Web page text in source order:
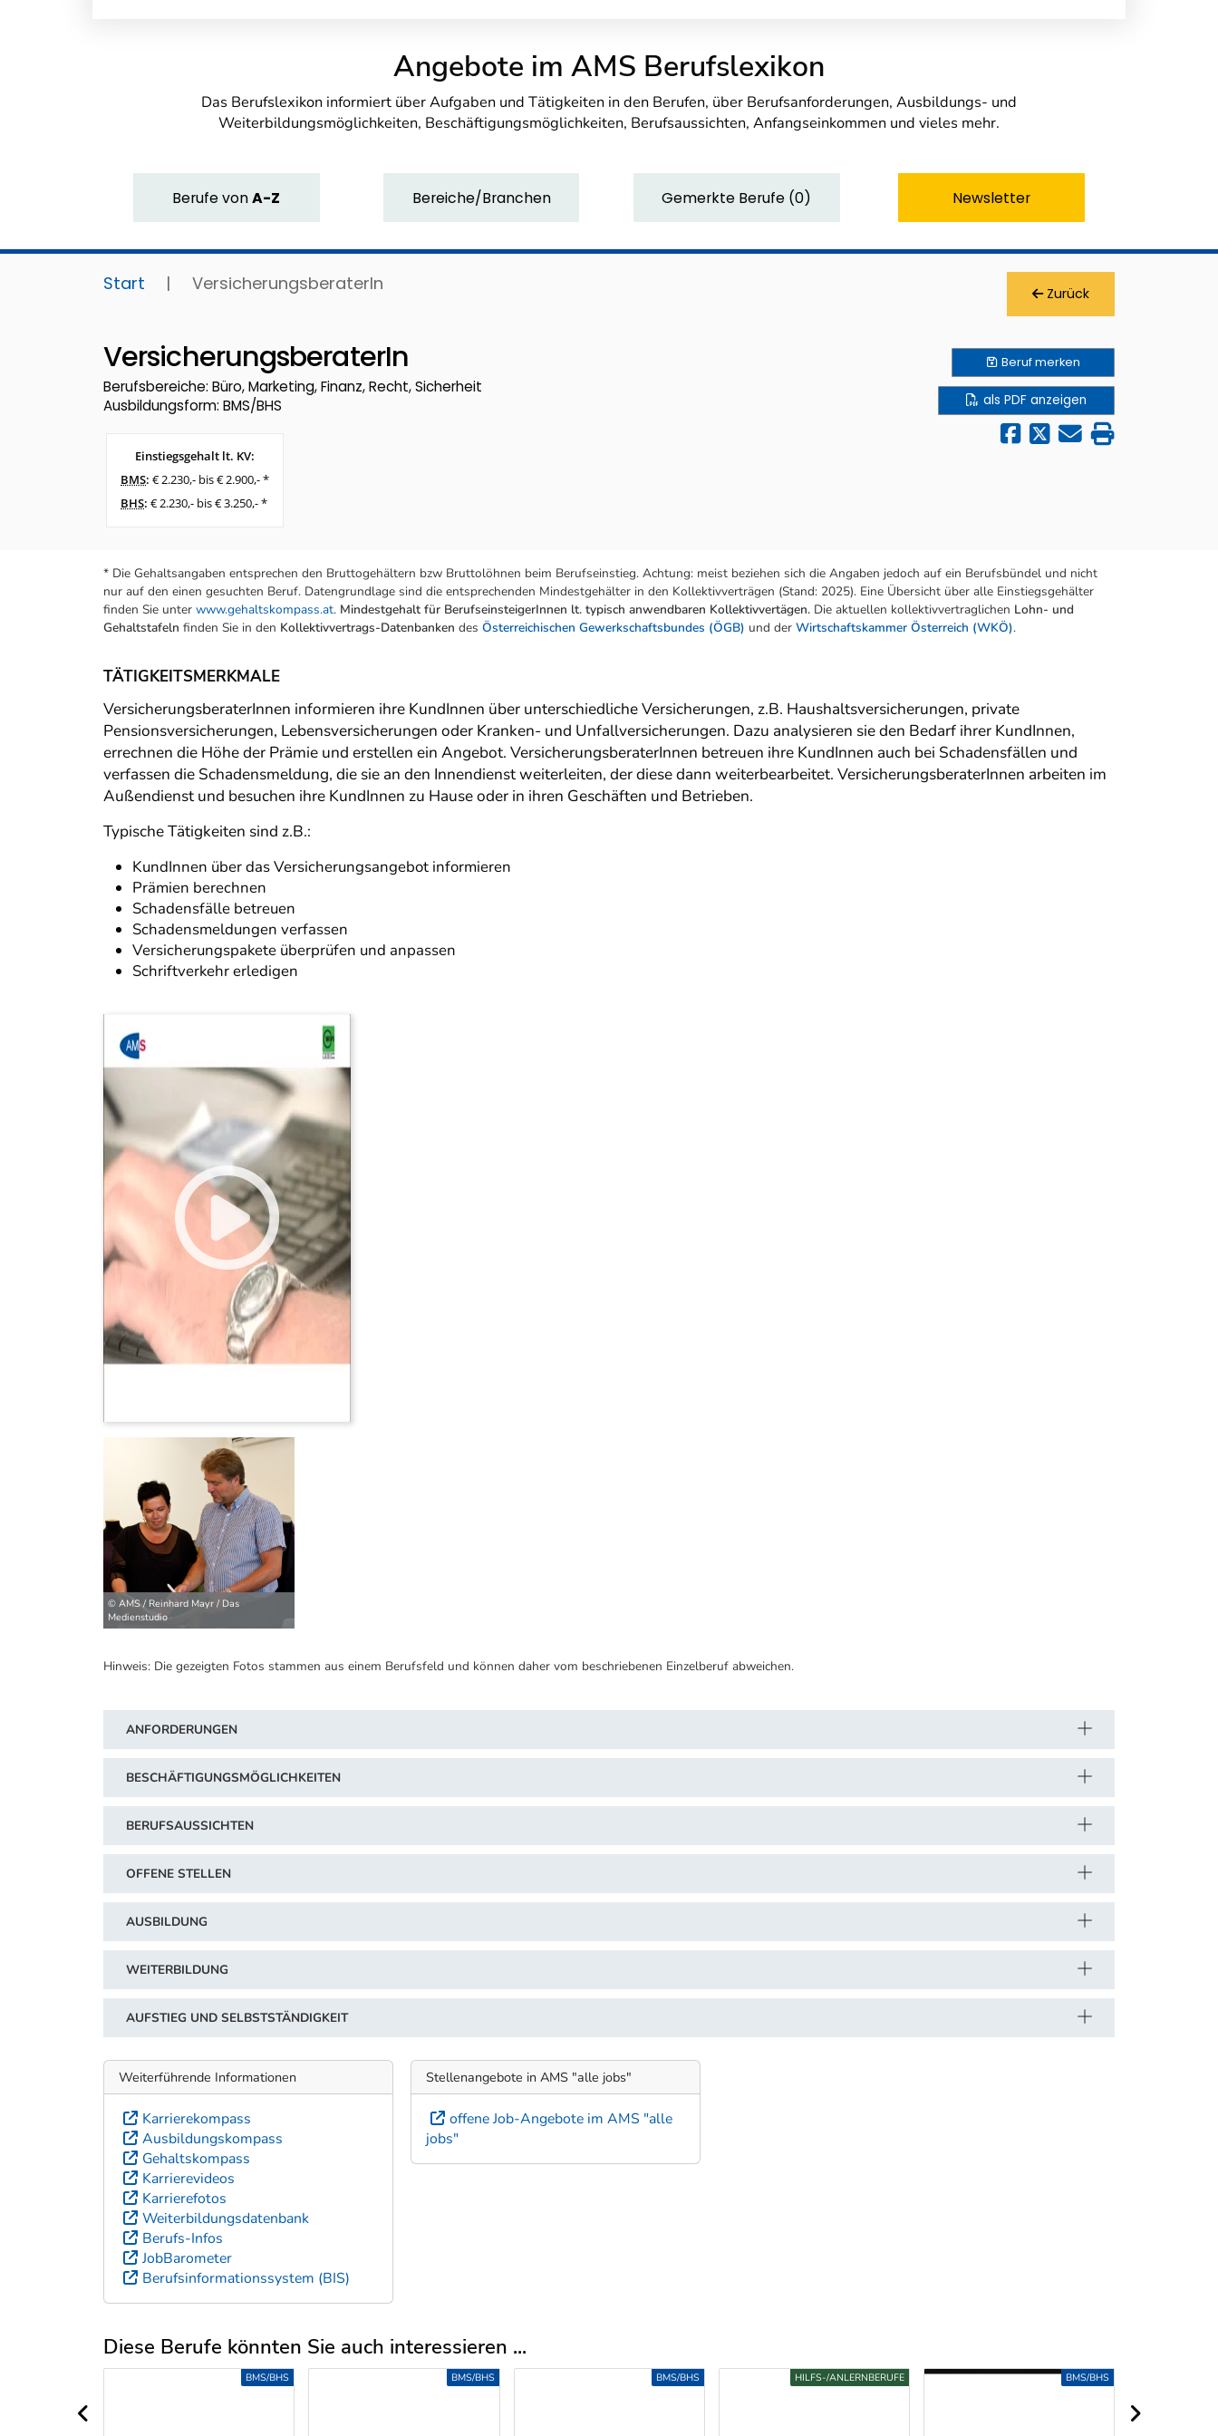
Angebote im AMS Berufslexikon
Das Berufslexikon informiert über Aufgaben und Tätigkeiten in den Berufen, über Berufsanforderungen, Ausbildungs- und
Weiterbildungsmöglichkeiten, Beschäftigungsmöglichkeiten, Berufsaussichten, Anfangseinkommen und vieles mehr.
BerufevonA-Z Bereiche/Branchen Gemerkte Berufe (0) Newsletter
Start | VersicherungsberaterIn Zurück
VersicherungsberaterIn
Berufsbereiche: Büro, Marketing, Finanz, Recht, Sicherheit
Ausbildungsform: BMS/BHS
Einstiegsgehalt lt. KV:
BMS: € 2.230,- bis € 2.900,- *
BHS: € 2.230,- bis € 3.250,- *
Berufmerken
als PDF anzeigen
* Die Gehaltsangaben entsprechen den Bruttogehältern bzw Bruttolöhnen beim Berufseinstieg. Achtung: meist beziehen sich die Angaben jedoch auf ein Berufsbündel und nicht
nur auf den einen gesuchten Beruf. Datengrundlage sind die entsprechenden Mindestgehälter in den Kollektivverträgen (Stand: 2025). Eine Übersicht über alle Einstiegsgehälter
finden Sie unter www.gehaltskompass.at. Mindestgehalt für BerufseinsteigerInnen lt. typisch anwendbaren Kollektivvertägen. Die aktuellen kollektivvertraglichen Lohn- und
Gehaltstafeln finden Sie in den Kollektivvertrags-Datenbanken des Österreichischen Gewerkschaftsbundes (ÖGB) und der Wirtschaftskammer Österreich (WKÖ).
TÄTIGKEITSMERKMALE
VersicherungsberaterInnen informieren ihre KundInnen über unterschiedliche Versicherungen, z.B. Haushaltsversicherungen, private
Pensionsversicherungen, Lebensversicherungen oder Kranken- und Unfallversicherungen. Dazu analysieren sie den Bedarf ihrer KundInnen,
errechnen die Höhe der Prämie und erstellen ein Angebot. VersicherungsberaterInnen betreuen ihre KundInnen auch bei Schadensfällen und
verfassen die Schadensmeldung, die sie an den Innendienst weiterleiten, der diese dann weiterbearbeitet. VersicherungsberaterInnen arbeiten im
Außendienst und besuchen ihre KundInnen zu Hause oder in ihren Geschäften und Betrieben.
Typische Tätigkeiten sind z.B.:
KundInnen über das Versicherungsangebot informieren
Prämien berechnen
Schadensfälle betreuen
Schadensmeldungen verfassen
Versicherungspakete überprüfen und anpassen
Schriftverkehr erledigen
© AMS / Reinhard Mayr / Das
Medienstudio
Hinweis: Die gezeigten Fotos stammen aus einem Berufsfeld und können daher vom beschriebenen Einzelberuf abweichen.
ANFORDERUNGEN
BESCHÄFTIGUNGSMÖGLICHKEITEN
BERUFSAUSSICHTEN
OFFENE STELLEN
AUSBILDUNG
WEITERBILDUNG
AUFSTIEG UND SELBSTSTÄNDIGKEIT
Weiterführende Informationen
Karrierekompass
Ausbildungskompass
Gehaltskompass
Karrierevideos
Karrierefotos
Weiterbildungsdatenbank
Berufs-Infos
JobBarometer
Berufsinformationssystem (BIS)
Stellenangebote in AMS "alle jobs"
offene Job-Angebote im AMS "alle
jobs"
Diese Berufe könnten Sie auch interessieren ...
Uber weitere Berufsvorschläge
BMS/BHS BMS/BHS BMS/BHS HILFS-/ANLERNBERUFE BMS/BHS